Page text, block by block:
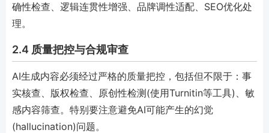
确性检查、逻辑连贯性增强、品牌调性适配、SEO优化处
理。
2.4 质量把控与合规审查
AI生成内容必须经过严格的质量把控，包括但不限于：事
实核查、版权检查、原创性检测(使用Turnitin等工具)、敏
感内容筛查。特别要注意避免AI可能产生的幻觉
(hallucination)问题。